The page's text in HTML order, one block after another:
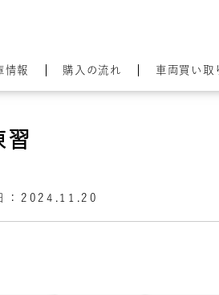
情報 購入の流れ 車両買い取
習
：2024.11.20